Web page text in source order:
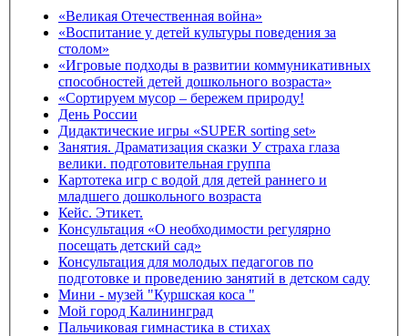
«Великая Отечественная война»
«Воспитание у детей культуры поведения за
столом»
«Игровые подходы в развитии коммуникативных
способностей детей дошкольного возраста»
«Сортируем мусор – бережем природу!
День России
Дидактические игры «SUPER sorting set»
Занятия. Драматизация сказки У страха глаза
велики. подготовительная группа
Картотека игр с водой для детей раннего и
младшего дошкольного возраста
Кейс. Этикет.
Консультация «О необходимости регулярно
посещать детский сад»
Консультация для молодых педагогов по
подготовке и проведению занятий в детском саду
Мини - музей "Куршская коса "
Мой город Калининград
Пальчиковая гимнастика в стихах